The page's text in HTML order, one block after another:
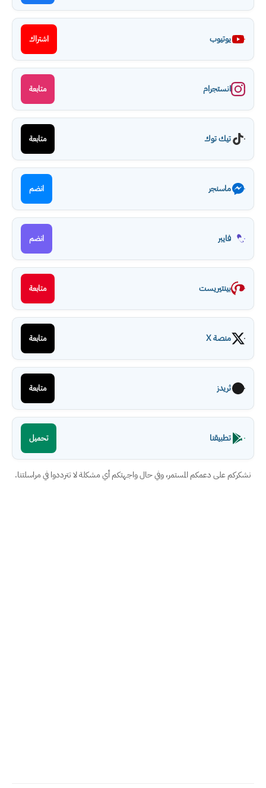
يوتيوب اشتراك
انستجرام متابعة
تيك توك متابعة
ماسنجر انضم
فايبر انضم
بينتيريست متابعة
منصة X متابعة
ثريدز متابعة
تطبيقنا تحميل
نشكركم على دعمكم المستمر، وفي حال واجهتكم أي مشكلة لا تترددوا في مراسلتنا.